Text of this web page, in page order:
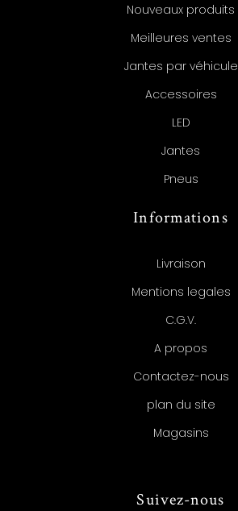
Nouveaux produits
Meilleures ventes
Jantes par véhicule
Accessoires
LED
Jantes
Pneus
Informations
Livraison
Mentions legales
C.G.V.
A propos
Contactez-nous
plan du site
Magasins
Suivez-nous